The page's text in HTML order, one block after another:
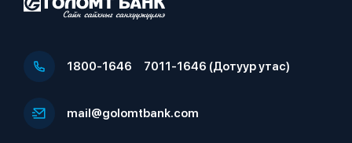
1800-1646 7011-1646 (Дотуур утас)
mail@golomtbank.com